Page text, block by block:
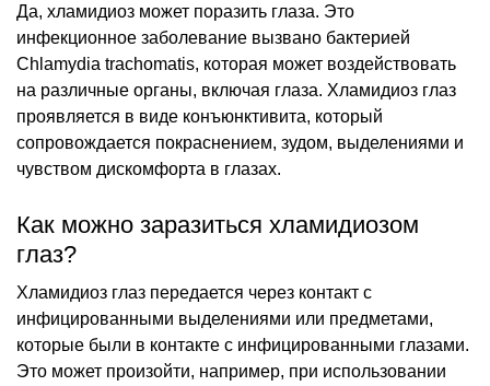
Да, хламидиоз может поразить глаза. Это
инфекционное заболевание вызвано бактерией
Chlamydia trachomatis, которая может воздействовать
на различные органы, включая глаза. Хламидиоз глаз
проявляется в виде конъюнктивита, который
сопровождается покраснением, зудом, выделениями и
чувством дискомфорта в глазах.
Как можно заразиться хламидиозом
глаз?
Хламидиоз глаз передается через контакт с
инфицированными выделениями или предметами,
которые были в контакте с инфицированными глазами.
Это может произойти, например, при использовании